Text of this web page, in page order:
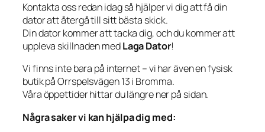
Kontakta oss redan idag så hjälper vi dig att få din
dator att återgå till sitt bästa skick.
Din dator kommer att tacka dig, och du kommer att
uppleva skillnaden medLaga Dator!
Vi finns inte bara på internet – vi har även en fysisk
butik på Orrspelsvägen 13 i Bromma.
Våra öppettider hittar du längre ner på sidan.
Några saker vi kan hjälpa dig med: